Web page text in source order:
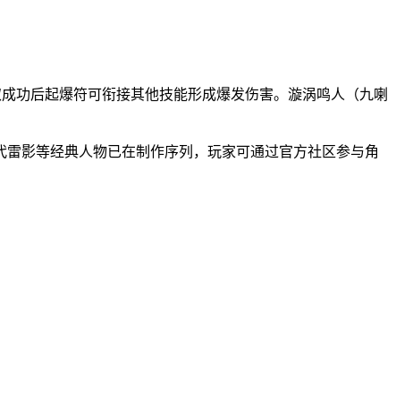
功后起爆符可衔接其他技能形成爆发伤害。漩涡鸣人（九喇
影等经典人物已在制作序列，玩家可通过官方社区参与角